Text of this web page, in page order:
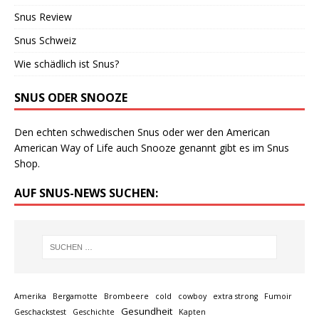
Snus Review
Snus Schweiz
Wie schädlich ist Snus?
SNUS ODER SNOOZE
Den echten schwedischen Snus oder wer den American
American Way of Life auch Snooze genannt gibt es im Snus
Shop.
AUF SNUS-NEWS SUCHEN:
Amerika Bergamotte Brombeere cold cowboy extra strong
Fumoir
Geschackstest
Geschichte Gesundheit Kapten